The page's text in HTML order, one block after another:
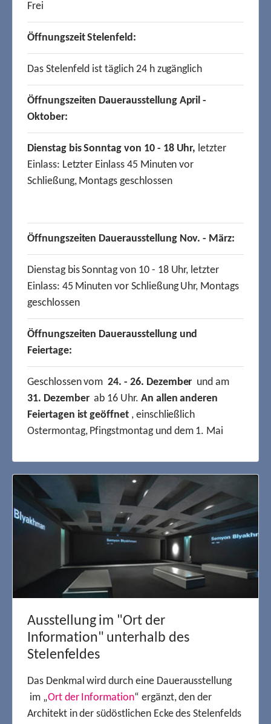
Ausstellung im "Ort der
Information" unterhalb des
Stelenfeldes
Das Denkmal wird durch eine Dauerausstellung
im „Ort der Information“ ergänzt, den der
Architekt in der südöstlichen Ecke des Stelenfelds
Frei
Öffnungszeit Stelenfeld:
Das Stelenfeld ist täglich 24 h zugänglich
Öffnungszeiten Dauerausstellung April -
Oktober:
Dienstag bis Sonntag von 10 - 18 Uhr, letzter
Einlass: Letzter Einlass 45 Minuten vor
Schließung, Montags geschlossen
Öffnungszeiten Dauerausstellung Nov. - März:
Dienstag bis Sonntag von 10 - 18 Uhr, letzter
Einlass: 45 Minuten vor Schließung Uhr, Montags
geschlossen
Öffnungszeiten Dauerausstellung und
Feiertage:
Geschlossen vom24. - 26. Dezember und am
31. Dezemberab 16 Uhr. An allen anderen
Feiertagen ist geöffnet, einschließlich
Ostermontag, Pfingstmontag und dem 1. Mai